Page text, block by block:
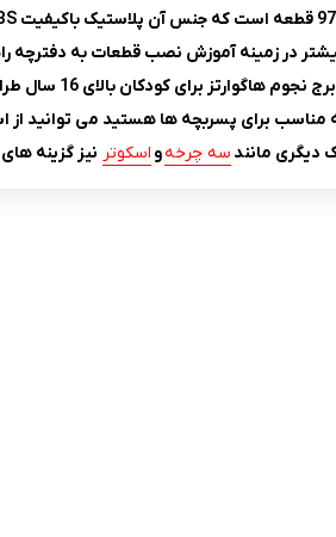
در زمینه آموزش نصب قطعات به دفترچه
هاگوارتز برای کودکان بالای 16 سال طراحی و تولید شده است.
مناسب برای پسربچه ها هستید می توانید از
مانند سه چرخهو اسکوتر نیز گزینه